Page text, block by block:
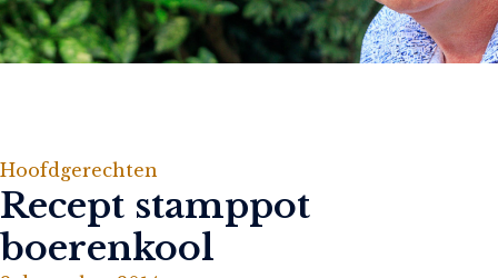
Hoofdgerechten
Recept stamppot
boerenkool